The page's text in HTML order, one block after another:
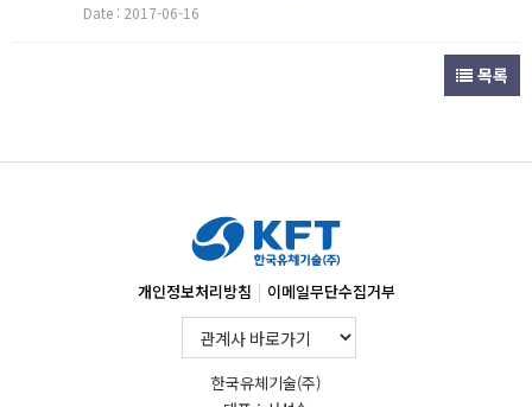
Date : 2017-06-16
목록
개인정보처리방침 이메일무단수집거부
한국유체기술(주)